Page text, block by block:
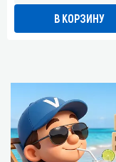
В КОРЗИНУ